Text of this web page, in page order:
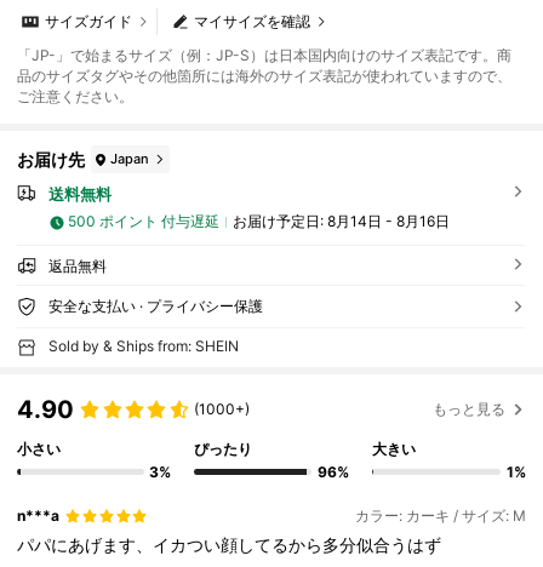
マイサイズを確認
サイズガイド
「JP-」で始まるサイズ（例：JP-S）は日本国内向けのサイズ表記です。商
品のサイズタグやその他箇所には海外のサイズ表記が使われていますので、
ご注意ください。
お届け先 Japan
送料無料
500 ポイント 付与遅延 お届け予定日: 8月14日 - 8月16日
返品無料
安全な支払い · プライバシー保護
Sold by & Ships from: SHEIN
4.90 (1000+) もっと見る
小さい
3%
ぴったり
96%
大きい
1%
n***a カラー: カーキ / サイズ: M
パパにあげます、イカつい顔してるから多分似合うはず